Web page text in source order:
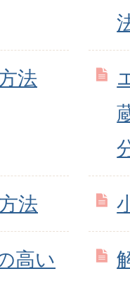
法
法
高い